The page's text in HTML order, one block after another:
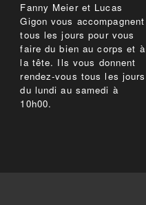
Fanny Meier et Lucas
Gigon vous accompagnent
tous les jours pour vous
faire du bien au corps et à
la tête. Ils vous donnent
rendez-vous tous les jours
du lundi au samedi à
10h00.